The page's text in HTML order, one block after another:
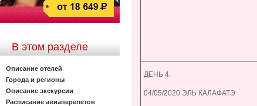
В этом разделе
Описание отелей
Города и регионы
Описание экскурсии
Расписание авиаперелетов
ДЕНЬ 4.
04/05/2020 ЭЛЬ КАЛАФАТЭ